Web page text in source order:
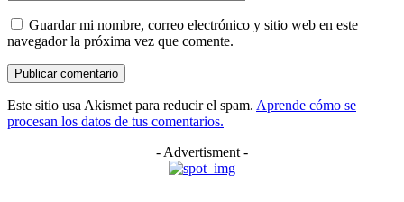
Guardar mi nombre, correo electrónico y sitio web en este
navegador la próxima vez que comente.
Este sitio usa Akismet para reducir el spam. Aprende cómo se
procesan los datos de tus comentarios.
- Advertisment -